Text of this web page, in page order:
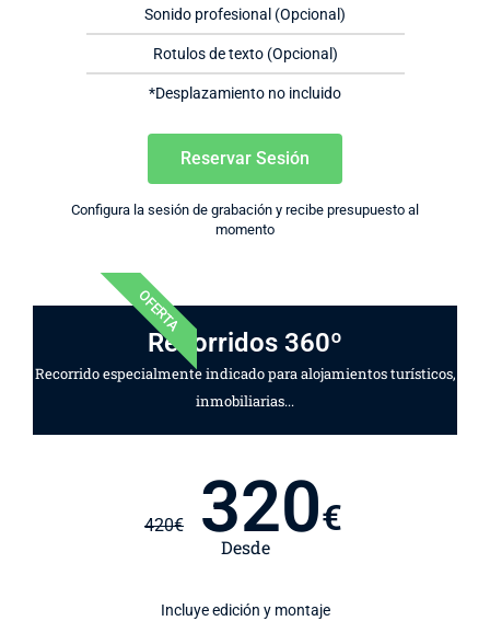
Sonido profesional (Opcional)
Rotulos de texto (Opcional)
*Desplazamiento no incluido
Reservar Sesión
Configura la sesión de grabación y recibe presupuesto al
momento
OFERTA
Recorridos 360º
Recorrido especialmente indicado para alojamientos turísticos,
inmobiliarias...
420€ 320€
Desde
Incluye edición y montaje